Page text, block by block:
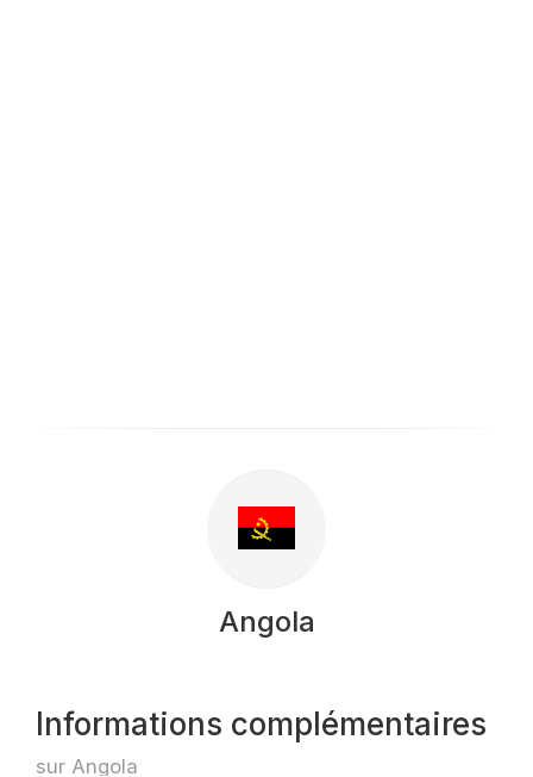
Angola
Informations complémentaires
sur Angola